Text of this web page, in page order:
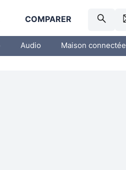
COMPARER
Audio Maison connectée